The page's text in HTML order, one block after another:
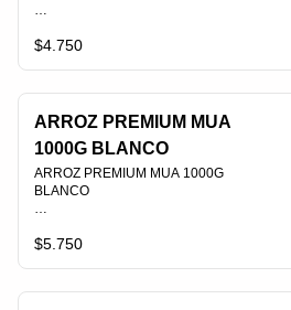
$4.750
ARROZ PREMIUM MUA
1000G BLANCO
ARROZ PREMIUM MUA 1000G
BLANCO
$5.750